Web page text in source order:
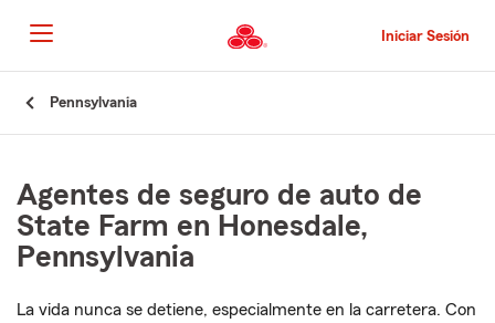
al
contenido
principal
Iniciar Sesión
Pennsylvania
Agentes de seguro de auto de
State Farm en Honesdale,
Pennsylvania
La vida nunca se detiene, especialmente en la carretera. Con